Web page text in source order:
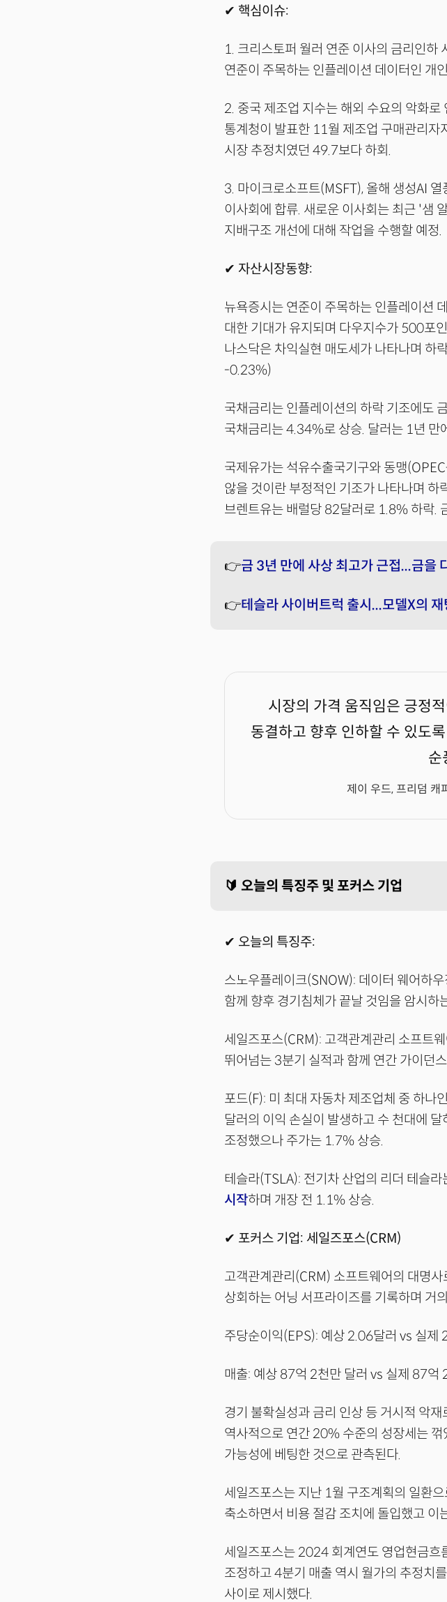
✔ 핵심이슈:
1. 크리스토퍼 월러 연준 이사의 금리인하
연준이 주목하는 인플레이션 데이터인 개
2. 중국 제조업 지수는 해외 수요의 악화
통계청이 발표한 11월 제조업 구매관리
시장 추정치였던 49.7보다 하회.
3. 마이크로소프트(MSFT), 올해 생성AI
이사회에 합류. 새로운 이사회는 최근 '샘
지배구조 개선에 대해 작업을 수행할 예정.
✔ 자산시장동향:
뉴욕증시는 연준이 주목하는 인플레이션
대한 기대가 유지되며 다우지수가 500포
나스닥은 차익실현 매도세가 나타나며
-0.23%)
국채금리는 인플레이션의 하락 기조에도
국채금리는 4.34%로 상승. 달러는 1년 만
국제유가는 석유수출국기구와 동맹
않을 것이란 부정적인 기조가 나타나며
브렌트유는 배럴당 82달러로 1.8% 하락.
👉금 3년 만에 사상 최고가 근접...금을
👉테슬라 사이버트럭 출시...모델X의
시장의 가격 움직임은 긍정
동결하고 향후 인하할 수 있도
순
제이 우드, 프리덤 캐
🔰 오늘의 특징주 및 포커스 기업
✔ 오늘의 특징주:
스노우플레이크(SNOW): 데이터 웨어하
함께 향후 경기침체가 끝날 것임을 암시하
세일즈포스(CRM): 고객관계관리 소프트
뛰어넘는 3분기 실적과 함께 연간 가이던
포드(F): 미 최대 자동차 제조업체 중 하나
달러의 이익 손실이 발생하고 수 천대에
조정했으나 주가는 1.7% 상승.
테슬라(TSLA): 전기차 산업의 리더 테슬
시작하며 개장 전 1.1% 상승.
✔ 포커스 기업: 세일즈포스(CRM)
고객관계관리(CRM) 소프트웨어의 대명
상회하는 어닝 서프라이즈를 기록하며 거
주당순이익(EPS): 예상 2.06달러 vs 실
매출: 예상 87억 2천만 달러 vs 실제 87억
경기 불확실성과 금리 인상 등 거시적 악
역사적으로 연간 20% 수준의 성장세는
가능성에 베팅한 것으로 관측된다.
세일즈포스는 지난 1월 구조계획의 일환
축소하면서 비용 절감 조치에 돌입했고 이
세일즈포스는 2024 회계연도 영업현금
조정하고 4분기 매출 역시 월가의 추정치
사이로 제시했다.